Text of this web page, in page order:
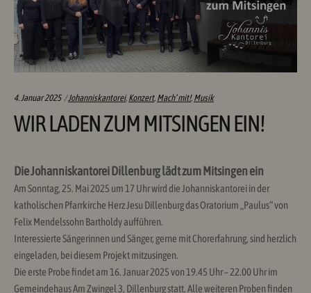
4. Januar 2025 Categories:
Johanniskantorei, Konzert, Mach’ mit!, Musik
WIR LADEN ZUM MITSINGEN EIN!
Die Johanniskantorei Dillenburg lädt zum Mitsingen ein
Am Sonntag, 25. Mai 2025 um 17 Uhr wird die Johanniskantorei in der
katholischen Pfarrkirche Herz Jesu Dillenburg das Oratorium „Paulus“ von
Felix Mendelssohn Bartholdy aufführen.
Interessierte Sängerinnen und Sänger, gerne mit Chorerfahrung, sind herzlich
eingeladen, bei diesem Projekt mitzusingen.
Die erste Probe findet am 16. Januar 2025 von 19.45 Uhr – 22.00 Uhr im
Gemeindehaus Am Zwingel 3, Dillenburg statt. Alle weiteren Proben finden